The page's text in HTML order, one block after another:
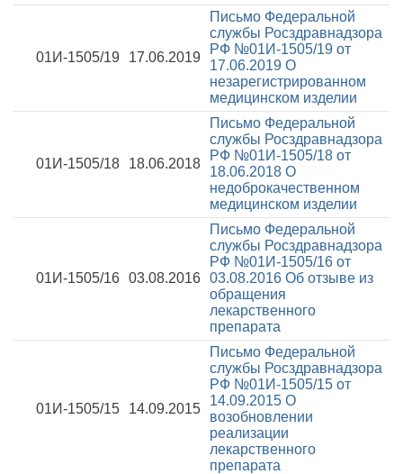
01И-1505/19 17.06.2019
Письмо Федеральной
службы Росздравнадзора
РФ №01И-1505/19 от
17.06.2019 О
незарегистрированном
медицинском изделии
01И-1505/18 18.06.2018
Письмо Федеральной
службы Росздравнадзора
РФ №01И-1505/18 от
18.06.2018 О
недоброкачественном
медицинском изделии
01И-1505/16 03.08.2016
Письмо Федеральной
службы Росздравнадзора
РФ №01И-1505/16 от
03.08.2016 Об отзыве из
обращения
лекарственного
препарата
01И-1505/15 14.09.2015
Письмо Федеральной
службы Росздравнадзора
РФ №01И-1505/15 от
14.09.2015 О
возобновлении
реализации
лекарственного
препарата